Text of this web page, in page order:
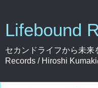
Lifebound
セカンドライフから未来
Records / Hiroshi Kumaki